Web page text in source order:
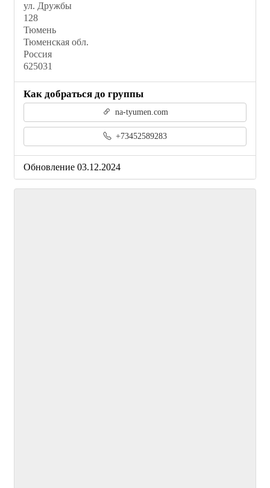
ул. Дружбы
128
Тюмень
Тюменская обл.
Россия
625031
Как добраться до группы
na-tyumen.com
+73452589283
Обновление 03.12.2024